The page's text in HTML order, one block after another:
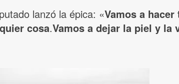
lanzó la épica: «Vamos a
cosa.Vamos a dejar la piel y la